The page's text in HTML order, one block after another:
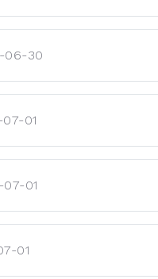
06-30
01
01
01